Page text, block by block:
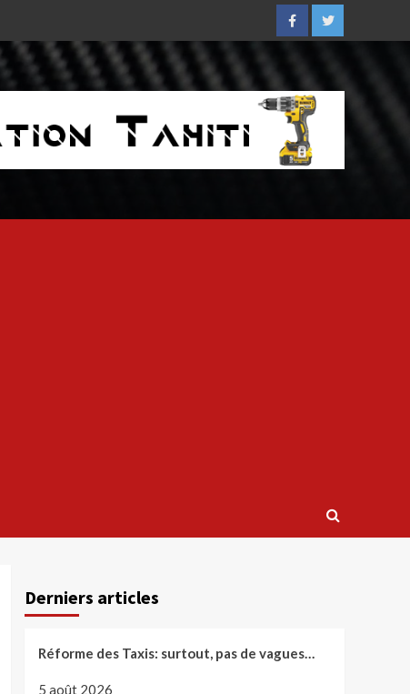
FacebookTwitter
Derniers articles
Réforme des Taxis: surtout, pas de vagues…
5 août 2026